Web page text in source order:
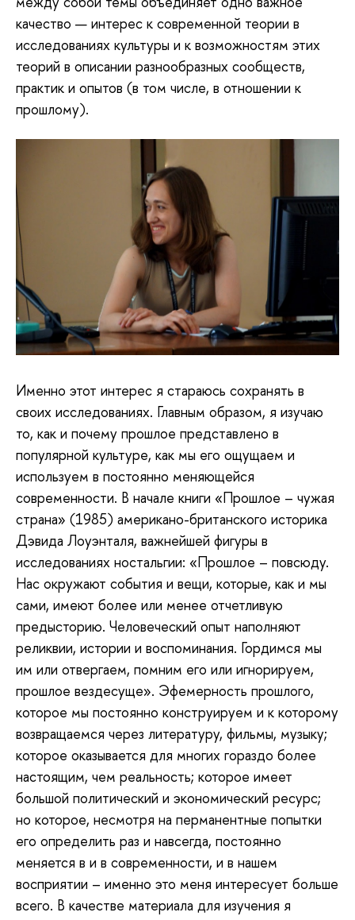
качество — интерес к современной теории в
исследованиях культуры и к возможностям этих
теорий в описании разнообразных сообществ,
практик и опытов (в том числе, в отношении к
прошлому).
Именно этот интерес я стараюсь сохранять в
своих исследованиях. Главным образом, я изучаю
то, как и почему прошлое представлено в
популярной культуре, как мы его ощущаем и
используем в постоянно меняющейся
современности. В начале книги «Прошлое – чужая
страна» (1985) американо-британского историка
Дэвида Лоуэнталя, важнейшей фигуры в
исследованиях ностальгии: «Прошлое – повсюду.
Нас окружают события и вещи, которые, как и мы
сами, имеют более или менее отчетливую
предысторию. Человеческий опыт наполняют
реликвии, истории и воспоминания. Гордимся мы
им или отвергаем, помним его или игнорируем,
прошлое вездесуще». Эфемерность прошлого,
которое мы постоянно конструируем и к которому
возвращаемся через литературу, фильмы, музыку;
которое оказывается для многих гораздо более
настоящим, чем реальность; которое имеет
большой политический и экономический ресурс;
но которое, несмотря на перманентные попытки
его определить раз и навсегда, постоянно
меняется в и в современности, и в нашем
восприятии – именно это меня интересует больше
всего. В качестве материала для изучения я